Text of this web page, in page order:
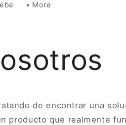
• More
de encontrar una
producto que realmente